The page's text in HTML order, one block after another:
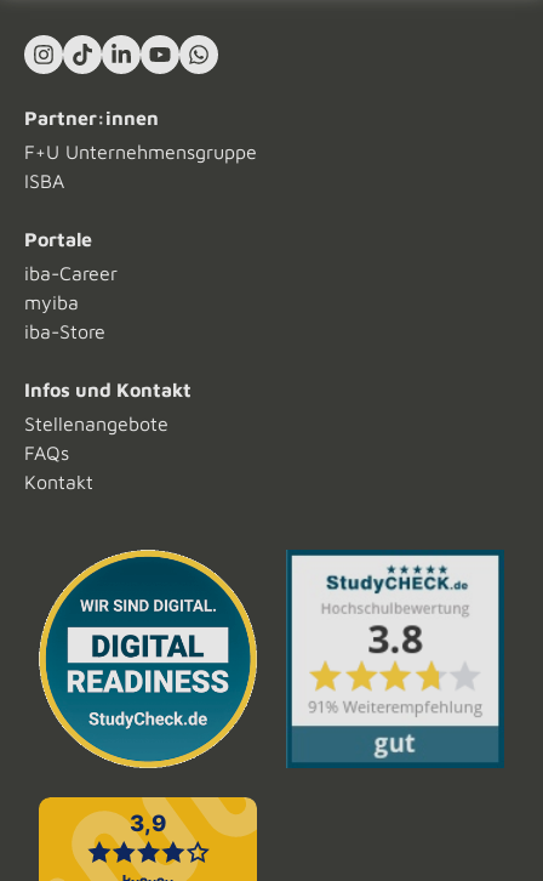
Instagram
TikTokLinkedIn In
YouTubeWhat's App
Partner:innen
F+U Unternehmensgruppe
ISBA
Portale
iba-Career
myiba
iba-Store
Infos und Kontakt
Stellenangebote
FAQs
Kontakt